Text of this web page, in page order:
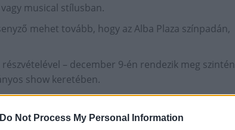
Do Not Process My Personal Information
musical stílusban.
mehet tovább, hogy az Alba Plaza színpadán,
– december 9-én rendezik meg szintén
show keretében.